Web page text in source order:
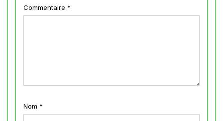
Commentaire *
Nom *